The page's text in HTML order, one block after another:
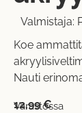
Valmistaja:
Koe
Nauti
12,99€
Varastossa